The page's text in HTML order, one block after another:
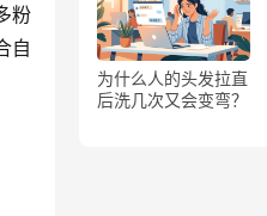
粉
自
为什么人的头发拉直
后洗几次又会变弯？